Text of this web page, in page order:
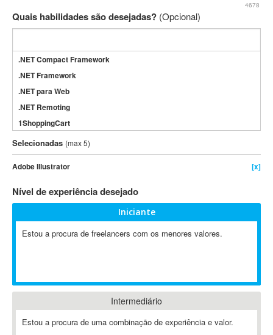
4678
Quais habilidades são desejadas? (Opcional)
.NET Compact Framework
.NET Framework
.NET para Web
.NET Remoting
1ShoppingCart
3DS Max
3GSM
4D Dimension
802.11
A&P
A2Billing
ABAP
ABBYY FineReader
Selecionadas (max 5)
Adobe Illustrator [x]
Nível de experiência desejado
Iniciante
Estou a procura de freelancers com os menores valores.
Intermediário
Estou a procura de uma combinação de experiência e valor.